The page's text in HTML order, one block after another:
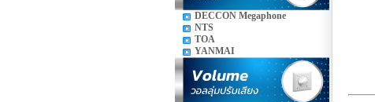
DECCON Megaphone
NTS
TOA
YANMAI